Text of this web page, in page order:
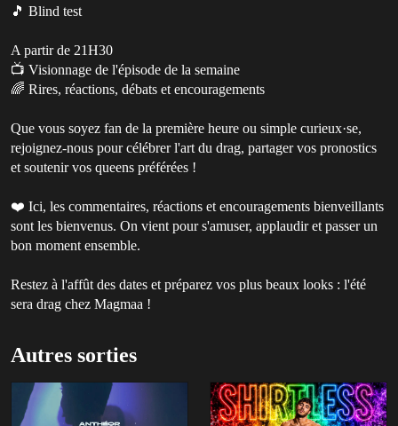
🎵 Blind test
A partir de 21H30
📺 Visionnage de l'épisode de la semaine
🌈 Rires, réactions, débats et encouragements
Que vous soyez fan de la première heure ou simple curieux·se,
rejoignez-nous pour célébrer l'art du drag, partager vos pronostics
et soutenir vos queens préférées !
❤️ Ici, les commentaires, réactions et encouragements bienveillants
sont les bienvenus. On vient pour s'amuser, applaudir et passer un
bon moment ensemble.
Restez à l'affût des dates et préparez vos plus beaux looks : l'été
sera drag chez Magmaa !
Autres sorties